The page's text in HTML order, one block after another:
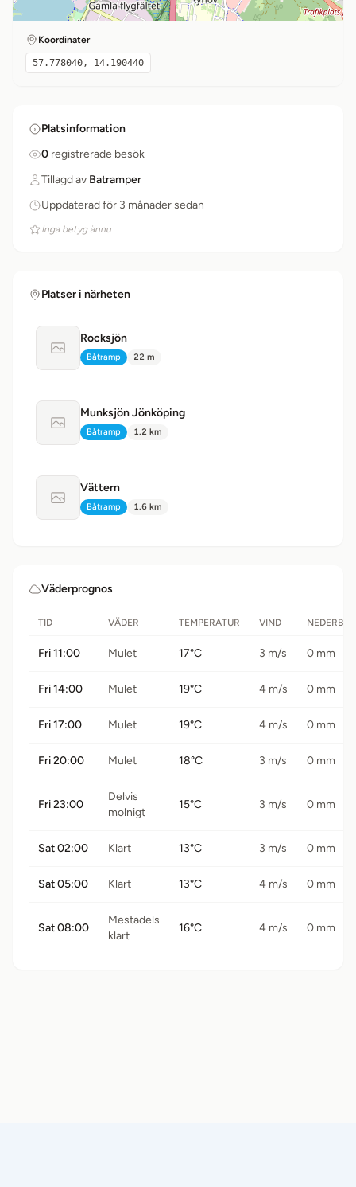
Koordinater
57.778040, 14.190440
Platsinformation
0 registrerade besök
Tillagd av Batramper
Uppdaterad för 3 månader sedan
Inga betyg ännu
Platser i närheten
Ingen bild tillgänglig
Rocksjön
Typ:
Båtramp Avstånd:
22 m
Ingen bild tillgänglig
Munksjön Jönköping
Typ:
Båtramp Avstånd:
1.2 km
Ingen bild tillgänglig
Vättern
Typ:
Båtramp Avstånd:
1.6 km
Väderprognos
TID VÄDER TEMPERATUR VIND
Fri 11:00 Mulet 17°C 3 m/s 0 mm
Fri 14:00 Mulet 19°C 4 m/s 0 mm
Fri 17:00 Mulet 19°C 4 m/s 0 mm
Fri 20:00 Mulet 18°C 3 m/s 0 mm
Fri 23:00
Delvis
molnigt
15°C 3 m/s 0 mm
Sat 02:00 Klart 13°C 3 m/s 0 mm
Sat 05:00 Klart 13°C 4 m/s 0 mm
Sat 08:00
Mestadels
klart
16°C 4 m/s 0 mm